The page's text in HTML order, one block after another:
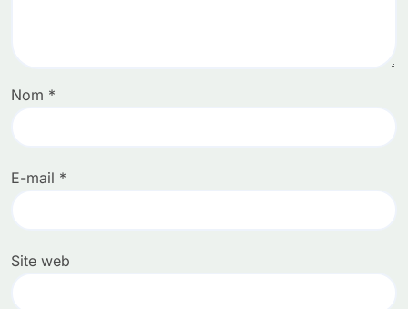
Nom *
E-mail *
Site web